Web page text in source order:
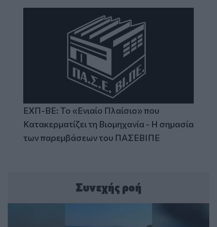
ΕΧΠ-ΒΕ: Το «Ενιαίο Πλαίσιο» που
Κατακερματίζει τη Βιομηχανία - Η σημασία
των παρεμβάσεων του ΠΑΣΕΒΙΠΕ
Συνεχής ροή